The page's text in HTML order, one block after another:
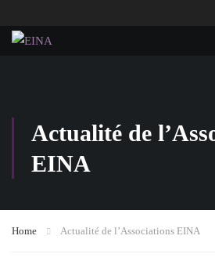
Actualité de
EINA
Home Actualité de l’Associations EINA